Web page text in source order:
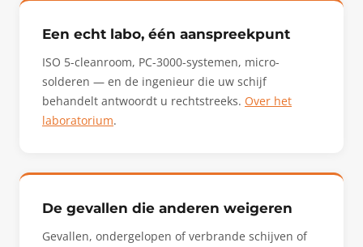
Een echt labo, één aanspreekpunt
ISO 5-cleanroom, PC-3000-systemen, micro-
solderen — en de ingenieur die uw schijf
behandelt antwoordt u rechtstreeks. Over het
laboratorium.
De gevallen die anderen weigeren
Gevallen, ondergelopen of verbrande schijven of